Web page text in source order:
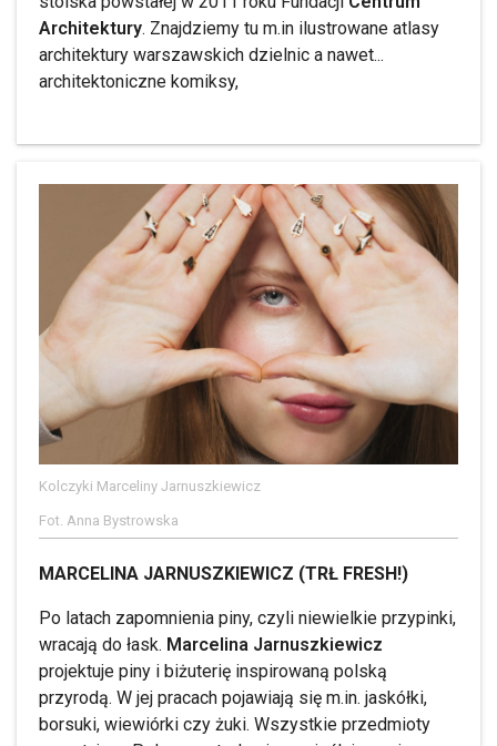
Architektury. Znajdziemy tu m.in ilustrowane atlasy
architektury warszawskich dzielnic a nawet...
architektoniczne komiksy,
Kolczyki Marceliny Jarnuszkiewicz
Fot. Anna Bystrowska
MARCELINA JARNUSZKIEWICZ (TRŁ FRESH!)
Po latach zapomnienia piny, czyli niewielkie przypinki,
wracają do łask. Marcelina Jarnuszkiewicz
projektuje piny i biżuterię inspirowaną polską
przyrodą. W jej pracach pojawiają się m.in. jaskółki,
borsuki, wiewiórki czy żuki. Wszystkie przedmioty